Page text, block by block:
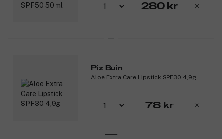
280 kr
Piz Buin
Aloe Extra Care Lipstick SPF30 4,9g
78 kr